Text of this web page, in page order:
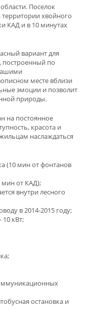
Поселок
хвойного
КАД и в 10 минутах
вариант для
построенный по
месте вблизи
эмоции и позволит
природы.
на постоянное
красота и
наслаждаться
(10 мин от фонтанов
мин от КАД);
внутри лесного
в 2014-2015 году;
кВт;
остановка и